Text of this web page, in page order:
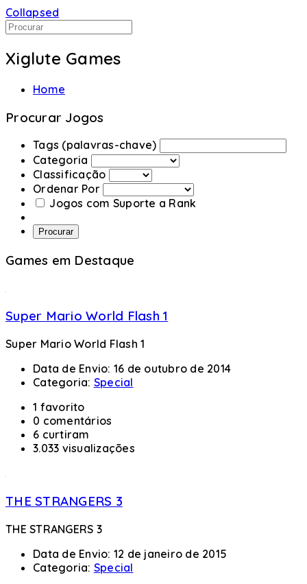
Collapsed
Xiglute Games
Home
Procurar Jogos
Tags (palavras-chave)
Categoria
Classificação
Ordenar Por
Jogos com Suporte a Rank
Procurar
Games em Destaque
Super Mario World Flash 1
Super Mario World Flash 1
Data de Envio: 16 de outubro de 2014
Categoria: Special
1 favorito
0 comentários
6 curtiram
3.033 visualizações
THE STRANGERS 3
THE STRANGERS 3
Data de Envio: 12 de janeiro de 2015
Categoria: Special